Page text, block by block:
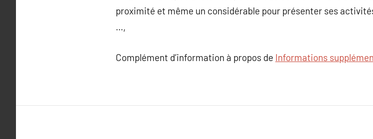
proximité et même un considérable pour présenter ses
…,
Complément d’information à propos de Informations